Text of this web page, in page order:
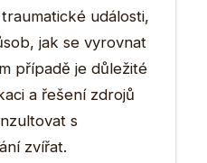
události,
jak se vyrovnat
případě je důležité
a řešení zdrojů
s
zvířat.